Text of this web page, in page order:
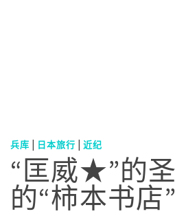
兵库 | 日本旅行 | 近纪
“匡威★”的
的“柿本书店